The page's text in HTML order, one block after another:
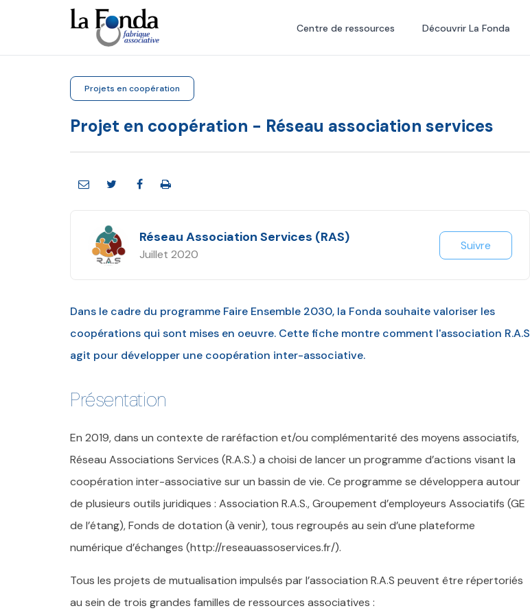
principal
Centre de ressources Découvrir La Fonda
Projets en coopération
Projet en coopération - Réseau association services
Réseau Association Services (RAS)
Juillet 2020
Suivre
Dans le cadre du programme Faire Ensemble 2030, la Fonda souhaite valoriser les
coopérations qui sont mises en oeuvre. Cette fiche montre comment l'association R.A.S
agit pour développer une coopération inter-associative.
Présentation
En 2019, dans un contexte de raréfaction et/ou complémentarité des moyens associatifs,
Réseau Associations Services (R.A.S.) a choisi de lancer un programme d’actions visant la
coopération inter-associative sur un bassin de vie. Ce programme se développera autour
de plusieurs outils juridiques : Association R.A.S., Groupement d’employeurs Associatifs (GE
de l’étang), Fonds de dotation (à venir), tous regroupés au sein d’une plateforme
numérique d’échanges (http://reseauassoservices.fr/).
Tous les projets de mutualisation impulsés par l’association R.A.S peuvent être répertoriés
au sein de trois grandes familles de ressources associatives :